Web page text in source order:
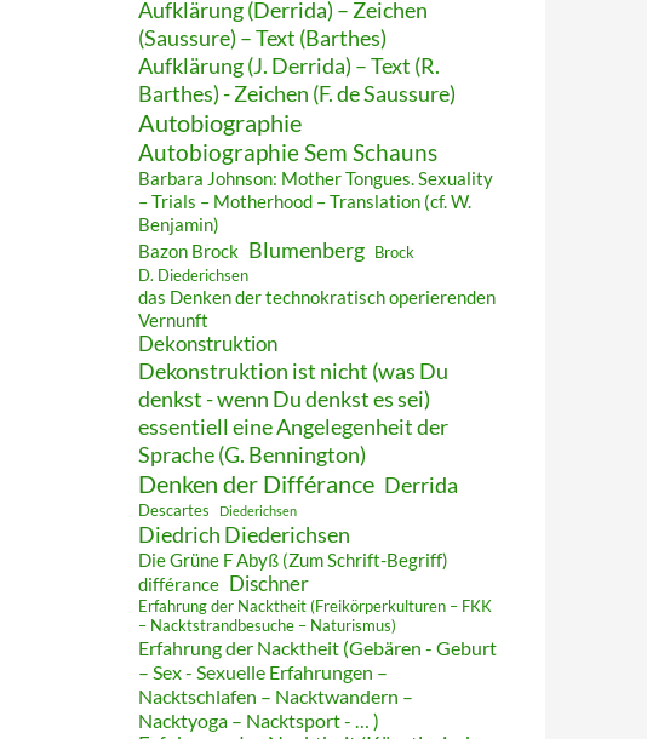
Aufklärung (Derrida) – Zeichen
(Saussure) – Text (Barthes)
Aufklärung (J. Derrida) – Text (R.
Barthes) - Zeichen (F. de Saussure)
Autobiographie
Autobiographie Sem Schauns
Barbara Johnson: Mother Tongues. Sexuality
– Trials – Motherhood – Translation (cf. W.
Benjamin)
Bazon Brock Blumenberg Brock
D. Diederichsen
das Denken der technokratisch operierenden
Vernunft
Dekonstruktion
Dekonstruktion ist nicht (was Du
denkst - wenn Du denkst es sei)
essentiell eine Angelegenheit der
Sprache (G. Bennington)
Denken der Différance Derrida
Descartes Diederichsen
Diedrich Diederichsen
Die Grüne F Abyß (Zum Schrift-Begriff)
différance
Dischner
Erfahrung der Nacktheit (Freikörperkulturen – FKK
– Nacktstrandbesuche – Naturismus)
Erfahrung der Nacktheit (Gebären - Geburt
– Sex - Sexuelle Erfahrungen –
Nacktschlafen – Nacktwandern –
Nacktyoga – Nacktsport - … )